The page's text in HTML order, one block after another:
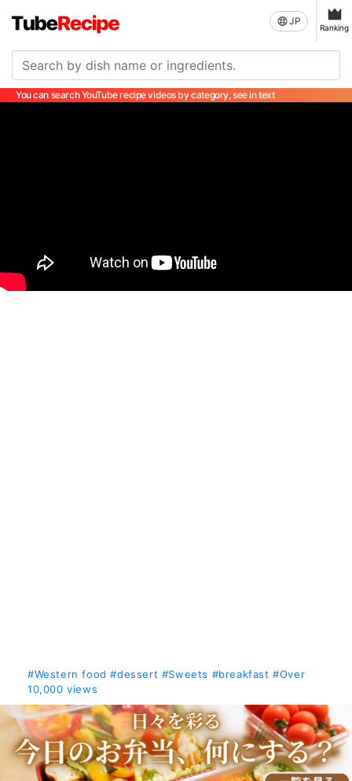
JP
Ranking
You can search YouTube recipe videos by category, see in text
#Western food #dessert #Sweets #breakfast #Over
10,000 views